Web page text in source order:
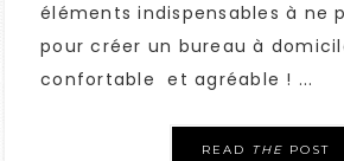
éléments indispensables à ne
pour créer un bureau à
confortable et agréable ! ...
READ THE POST